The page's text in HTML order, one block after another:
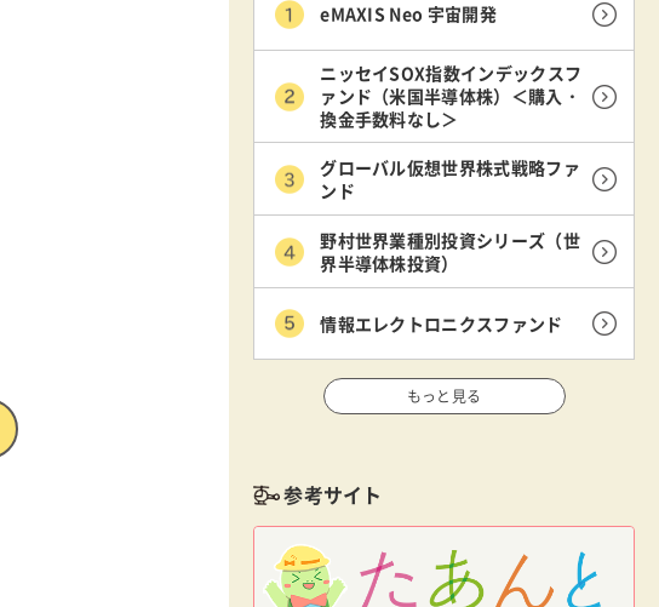
eMAXIS Neo 宇宙開発
ニッセイSOX指数インデックスフ
ァンド（米国半導体株）＜購入・
換金手数料なし＞
グローバル仮想世界株式戦略ファ
ンド
野村世界業種別投資シリーズ（世
界半導体株投資）
情報エレクトロニクスファンド
もっと見る
参考サイト